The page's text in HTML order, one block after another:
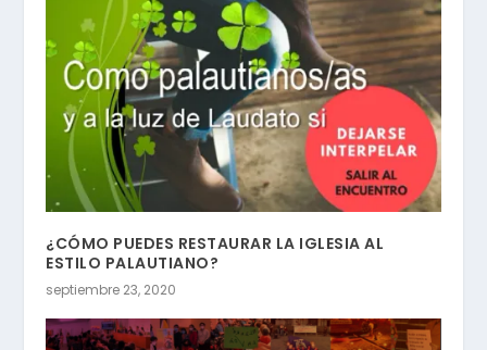
¿CÓMO PUEDES RESTAURAR LA IGLESIA AL
ESTILO PALAUTIANO?
septiembre 23, 2020